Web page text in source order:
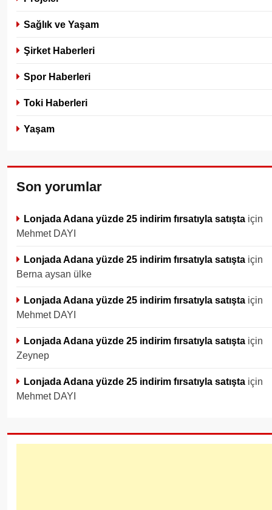
Sağlık ve Yaşam
Şirket Haberleri
Spor Haberleri
Toki Haberleri
Yaşam
Son yorumlar
Lonjada Adana yüzde 25 indirim fırsatıyla satışta için
Mehmet DAYI
Lonjada Adana yüzde 25 indirim fırsatıyla satışta için
Berna aysan ülke
Lonjada Adana yüzde 25 indirim fırsatıyla satışta için
Mehmet DAYI
Lonjada Adana yüzde 25 indirim fırsatıyla satışta için
Zeynep
Lonjada Adana yüzde 25 indirim fırsatıyla satışta için
Mehmet DAYI